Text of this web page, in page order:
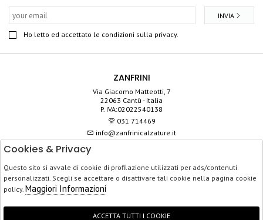
Ho letto ed accettato le condizioni sulla privacy.
INVIA
ZANFRINI
Via Giacomo Matteotti, 7
22063 Cantù - Italia
P. IVA:02022540138
031 714469
info@zanfrinicalzature.it
SERVIZIO CLIENTI
ACQUISTO SICURO
Cookies & Privacy
Questo sito si avvale di cookie di profilazione utilizzati per ads/contenuti
personalizzati. Scegli se accettare o disattivare tali cookie nella pagina cookie
policy. Maggiori Informazioni
ACCETTA TUTTI I COOKIE